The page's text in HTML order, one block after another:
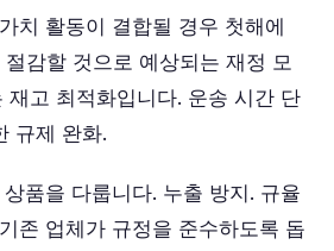
치 활동이 결합될 경우 첫해에
감할 것으로 예상되는 재정 모
재고 최적화입니다. 운송 시간 단
규제 완화.
품을 다룹니다. 누출 방지. 규율
존 업체가 규정을 준수하도록 돕